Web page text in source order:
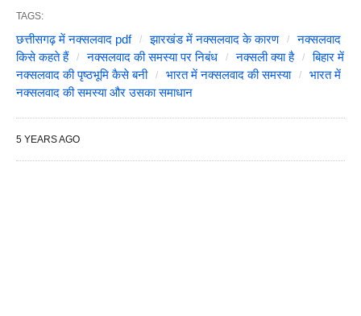
TAGS:
छत्तीसगढ़ में नक्सलवाद pdf झारखंड में नक्सलवाद के कारण
नक्सलवाद
किसे कहते हैं
नक्सलवाद की समस्या पर निबंध नक्सली क्या है
बिहार में
नक्सलवाद की पृष्ठभूमि कैसे बनी
भारत में नक्सलवाद की समस्या
भारत में
नक्सलवाद की समस्या और उसका समाधान
5 YEARS AGO